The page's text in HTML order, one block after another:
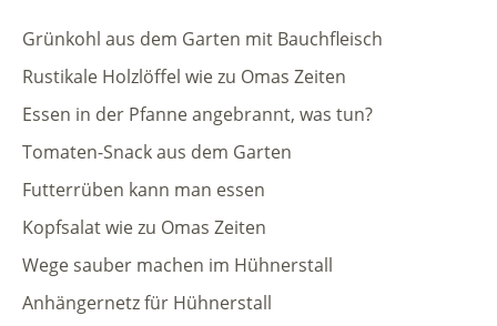
Grünkohl aus dem Garten mit Bauchfleisch
Rustikale Holzlöffel wie zu Omas Zeiten
Essen in der Pfanne angebrannt, was tun?
Tomaten-Snack aus dem Garten
Futterrüben kann man essen
Kopfsalat wie zu Omas Zeiten
Wege sauber machen im Hühnerstall
Anhängernetz für Hühnerstall